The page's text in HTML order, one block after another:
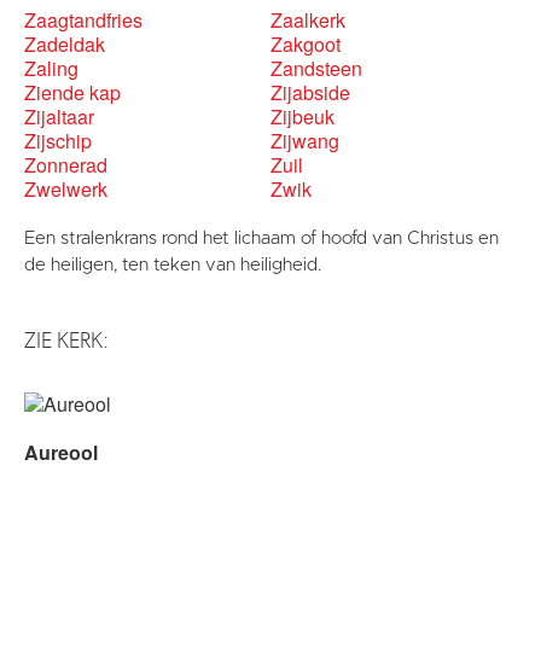
Zaagtandfries
Zaalkerk
Zadeldak
Zakgoot
Zaling
Zandsteen
Ziende kap
Zijabside
Zijaltaar
Zijbeuk
Zijschip
Zijwang
Zonnerad
Zuil
Zwelwerk
Zwik
Een stralenkrans rond het lichaam of hoofd van Christus en
de heiligen, ten teken van heiligheid.
ZIE KERK:
Aureool